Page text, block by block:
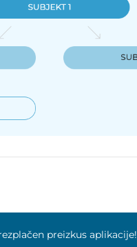
preizkus aplikacije!